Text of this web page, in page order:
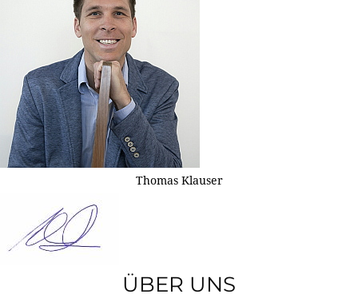
Thomas Klauser
ÜBER UNS